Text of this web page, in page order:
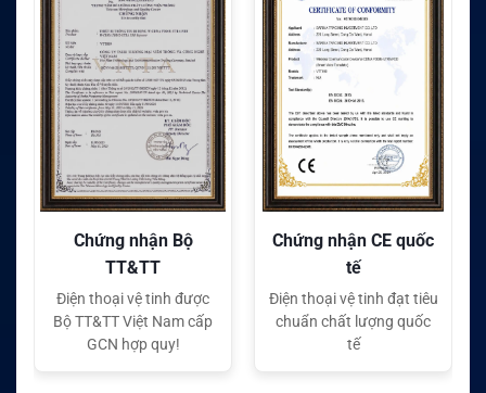
Chứng nhận CE quốc
tế
Điện thoại vệ tinh đạt tiêu
chuẩn chất lượng quốc
tế
Chứng nhận FC quốc
tế
Điện thoại vệ tinh đạt tiêu
chuẩn chất lượng quốc
tế